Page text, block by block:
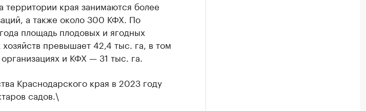
территории края занимаются более
а также около 300 КФХ. По
площадь плодовых и ягодных
превышает 42,4 тыс. га, в том
и КФХ — 31 тыс. га.
Краснодарского края в 2023 году
садов.\